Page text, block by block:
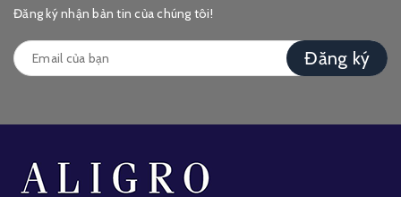
Đăng ký nhận bản tin của chúng tôi!
Đăng ký